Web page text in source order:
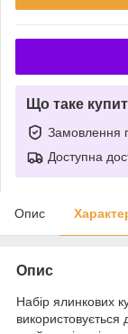
Що таке
Замовлення
Доступна
Опис
Опис
Набір ялинкових
використовується